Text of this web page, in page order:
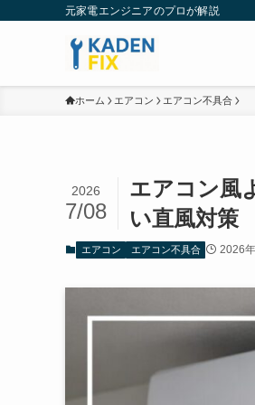
元家電エンジニアのプロが解説
ホーム エアコン エアコン不具合
エアコン風
い直風対策
2026
7/08
エアコン エアコン不具合 2026